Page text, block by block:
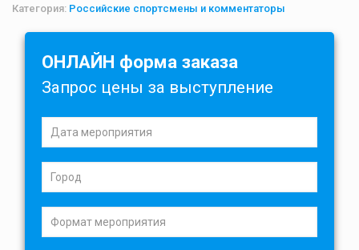
Категория: Российские спортсмены и комментаторы
ОНЛАЙН форма заказа
Запрос цены за выступление